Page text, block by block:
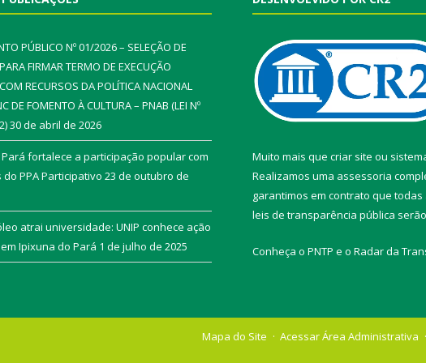
PÚBLICO Nº 01/2026 – SELEÇÃO DE
FIRMAR TERMO DE EXECUÇÃO
RECURSOS DA POLÍTICA NACIONAL
DE FOMENTO À CULTURA – PNAB (LEI Nº
30 de abril de 2026
fortalece a participação popular com
PPA Participativo 23 de outubro de
atrai universidade: UNIP conhece ação
Ipixuna do Pará 1 de julho de 2025
Muito mais que criar site ou
Realizamos uma assessoria
garantimos em contrato que todas
leis de transparência pública
Conheça o PNTP e o Radar da
Mapa do Site Acessar Área Administrativa